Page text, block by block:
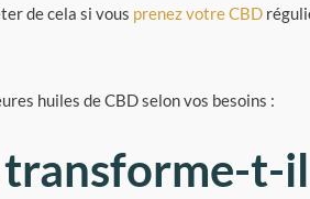
de cela si vous prenez votre CBD
huiles de CBD selon vos besoins :
transforme-t-